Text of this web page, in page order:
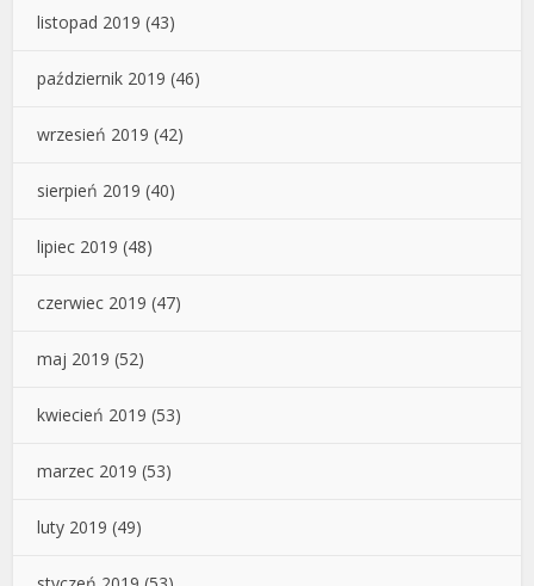
listopad 2019 (43)
październik 2019 (46)
wrzesień 2019 (42)
sierpień 2019 (40)
lipiec 2019 (48)
czerwiec 2019 (47)
maj 2019 (52)
kwiecień 2019 (53)
marzec 2019 (53)
luty 2019 (49)